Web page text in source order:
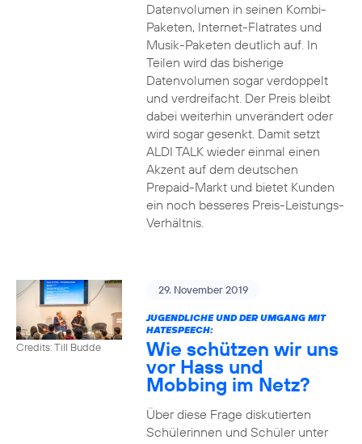
Datenvolumen in seinen Kombi-
Paketen, Internet-Flatrates und
Musik-Paketen deutlich auf. In
Teilen wird das bisherige
Datenvolumen sogar verdoppelt
und verdreifacht. Der Preis bleibt
dabei weiterhin unverändert oder
wird sogar gesenkt. Damit setzt
ALDI TALK wieder einmal einen
Akzent auf dem deutschen
Prepaid-Markt und bietet Kunden
ein noch besseres Preis-Leistungs-
Verhältnis.
Credits: Till Budde
29. November 2019
JUGENDLICHE UND DER UMGANG MIT
HATESPEECH:
Wie schützen wir uns
vor Hass und
Mobbing im Netz?
Über diese Frage diskutierten
Schülerinnen und Schüler unter